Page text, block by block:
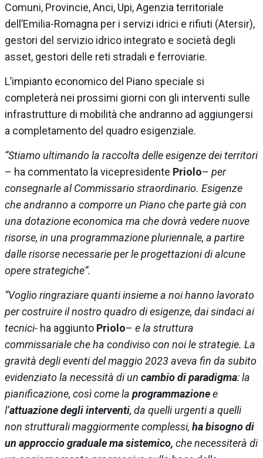
Comuni, Provincie, Anci, Upi, Agenzia territoriale
dell’Emilia-Romagna per i servizi idrici e rifiuti (Atersir),
gestori del servizio idrico integrato e società degli
asset, gestori delle reti stradali e ferroviarie.
L’impianto economico del Piano speciale si
completerà nei prossimi giorni con gli interventi sulle
infrastrutture di mobilità che andranno ad aggiungersi
a completamento del quadro esigenziale.
“Stiamo ultimando la raccolta delle esigenze dei territori
– ha commentato la vicepresidente Priolo– per
consegnarle al Commissario straordinario. Esigenze
che andranno a comporre un Piano che parte già con
una dotazione economica ma che dovrà vedere nuove
risorse, in una programmazione pluriennale, a partire
dalle risorse necessarie per le progettazioni di alcune
opere strategiche”.
“Voglio ringraziare quanti insieme a noi hanno lavorato
per costruire il nostro quadro di esigenze, dai sindaci ai
tecnici- ha aggiunto Priolo– e la struttura
commissariale che ha condiviso con noi le strategie. La
gravità degli eventi del maggio 2023 aveva fin da subito
evidenziato la necessità di un cambio di paradigma: la
pianificazione, così come la programmazionee
l’attuazione degli interventi, da quelli urgenti a quelli
non strutturali maggiormente complessi, ha bisogno di
un approccio graduale ma sistemico, che necessiterà di